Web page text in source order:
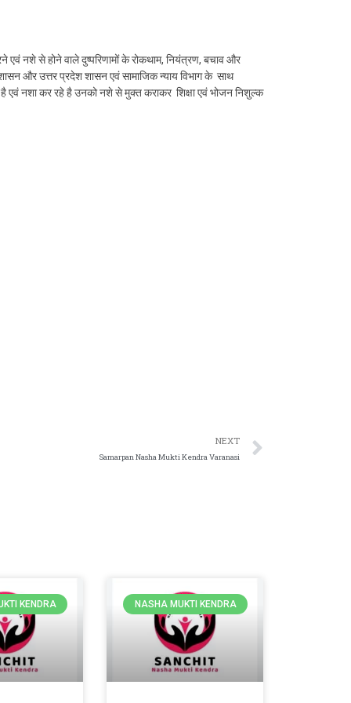
एवं नशे से होने वाले दुष्परिणामों के रोकथाम, नियंत्रण, बचाव और
और उत्तर प्रदेश शासन एवं सामाजिक न्याय विभाग के साथ
एवं नशा कर रहे है उनको नशे से मुक्त कराकर शिक्षा एवं भोजन निशुल्क
NEXT
Samarpan Nasha Mukti Kendra Varanasi
KENDRA NASHA MUKTI KENDRA